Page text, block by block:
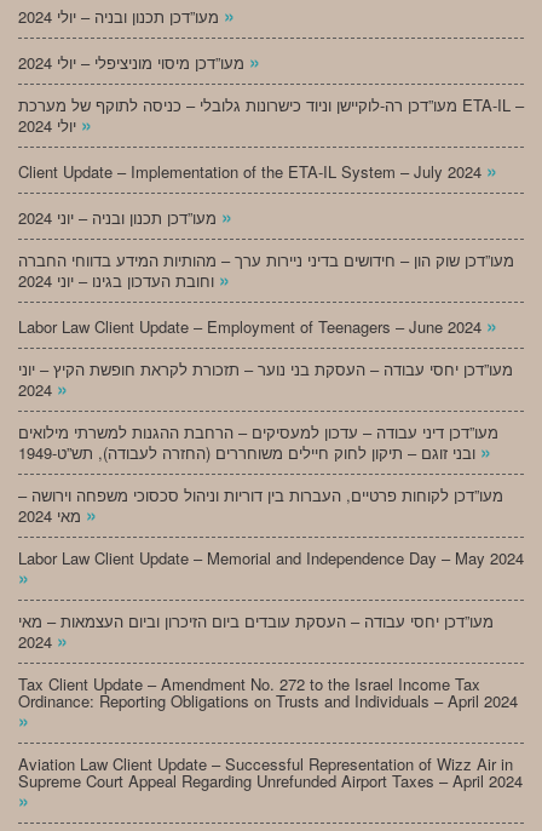
»
»
מעו”דכן רה-לוקיישן וניוד כישרונות גלובלי – כניסה לתוקף של מערכת ETA-IL –
»
Client Update – Implementation of the ETA-IL System – July 2024 »
»
מעו”דכן שוק הון – חידושים בדיני ניירות ערך – מהותיות המידע בדווחי החברה
»
Labor Law Client Update – Employment of Teenagers – June 2024 »
מעו”דכן יחסי עבודה – העסקת בני נוער – תזכורת לקראת חופשת הקיץ – יוני
»
מעו”דכן דיני עבודה – עדכון למעסיקים – הרחבת ההגנות למשרתי מילואים
»
מעו”דכן לקוחות פרטיים, העברות בין דוריות וניהול סכסוכי משפחה וירושה –
»
Labor Law Client Update – Memorial and Independence Day – May 2024
»
מעו”דכן יחסי עבודה – העסקת עובדים ביום הזיכרון וביום העצמאות – מאי
»
Tax Client Update – Amendment No. 272 to the Israel Income Tax
Ordinance: Reporting Obligations on Trusts and Individuals – April 2024
»
Aviation Law Client Update – Successful Representation of Wizz Air in
Supreme Court Appeal Regarding Unrefunded Airport Taxes – April 2024
»